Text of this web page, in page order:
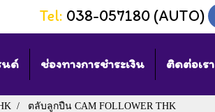
Tel: 038-057180 (AUTO)
นด์ ช่องทางการชำระเงิน ติดต่อเรา
ตลับลูกปืน CAM FOLLOWER THK